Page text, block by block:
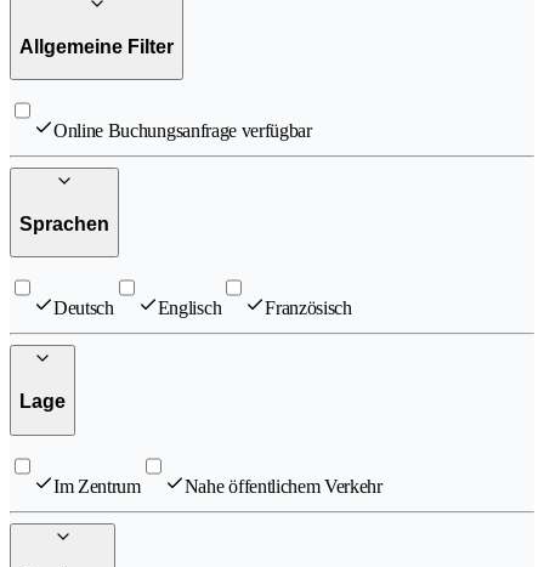
Allgemeine Filter
Online Buchungsanfrage verfügbar
Sprachen
Deutsch Englisch Französisch
Lage
Im Zentrum Nahe öffentlichem Verkehr